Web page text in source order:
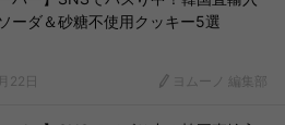
ーダ＆砂糖不使用クッキー5選
22日 ヨムーノ 編集部